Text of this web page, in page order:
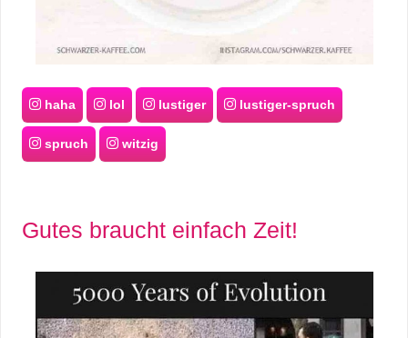
haha lol lustiger lustiger-spruch
spruch witzig
Gutes braucht einfach Zeit!